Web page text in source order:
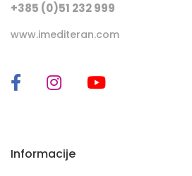
+385 (0)51 232 999
www.imediteran.com
Informacije